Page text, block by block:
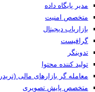
مدیر پایگاه داده
متخصص امنیت
بازاریاب دیجیتال
گرافیست
تدوینگر
تولید کننده محتوا
معامله گر بازارهای مالی
متخصص پایش تصویری